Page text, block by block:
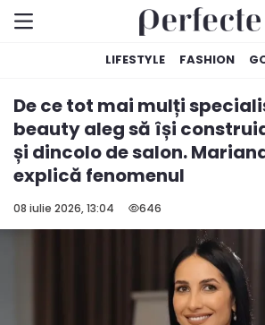
LIFESTYLE FASHION
08 iulie 2026, 13:04 646
De ce tot mai mulți
beauty aleg să își
și dincolo de salon.
explică fenomenul